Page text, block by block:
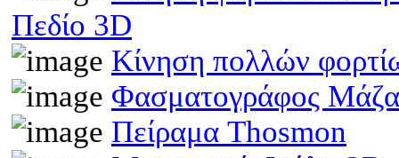
Πεδίο 3D
Κίνηση πολλών
Φασματογράφος
Πείραμα Thosmon